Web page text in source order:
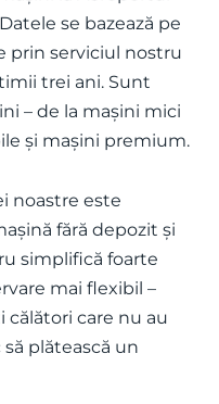
se bazează pe
prin serviciul nostru
trei ani. Sunt
– de la mașini mici
și mașini premium.
noastre este
fără depozit și
simplifică foarte
mai flexibil –
care nu au
plătească un